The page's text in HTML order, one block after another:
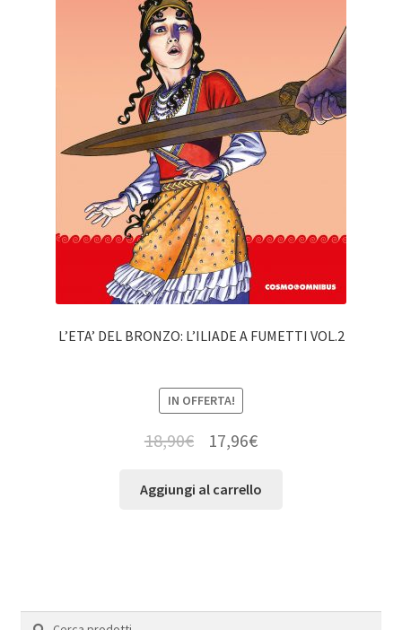
L’ETA’ DEL BRONZO: L’ILIADE A FUMETTI VOL.2
IN OFFERTA!
18,90€ 17,96€
Aggiungi al carrello
Cerca:
Cerca